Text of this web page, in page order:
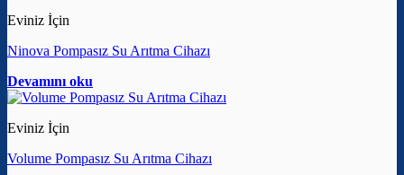
Eviniz İçin
Ninova Pompasız Su Arıtma Cihazı
Devamını oku
Eviniz İçin
Volume Pompasız Su Arıtma Cihazı